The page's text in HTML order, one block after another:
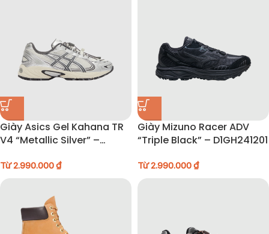
Giày Asics Gel Kahana TR
V4 “Metallic Silver” –
Từ2.990.000₫
Giày Mizuno Racer ADV
“Triple Black” – D1GH241201
Từ2.990.000₫